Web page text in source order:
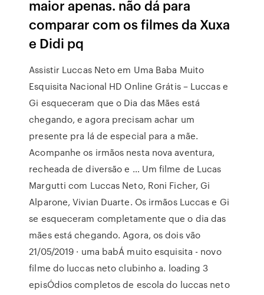
maior apenas. não dá para
comparar com os filmes da Xuxa
e Didi pq
Assistir Luccas Neto em Uma Baba Muito
Esquisita Nacional HD Online Grátis – Luccas e
Gi esqueceram que o Dia das Mães está
chegando, e agora precisam achar um
presente pra lá de especial para a mãe.
Acompanhe os irmãos nesta nova aventura,
recheada de diversão e … Um filme de Lucas
Margutti com Luccas Neto, Roni Ficher, Gi
Alparone, Vivian Duarte. Os irmãos Luccas e Gi
se esqueceram completamente que o dia das
mães está chegando. Agora, os dois vão
21/05/2019 · uma babÁ muito esquisita - novo
filme do luccas neto clubinho a. loading 3
episÓdios completos de escola do luccas neto